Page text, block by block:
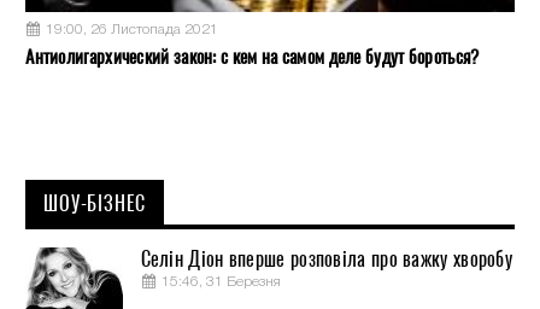
19:00, 26 Листопада 2021
Антиолигархический закон: с кем на самом деле будут бороться?
ШОУ-БІЗНЕС
Селін Діон вперше розповіла про важку хворобу
15:46, 31 Березня